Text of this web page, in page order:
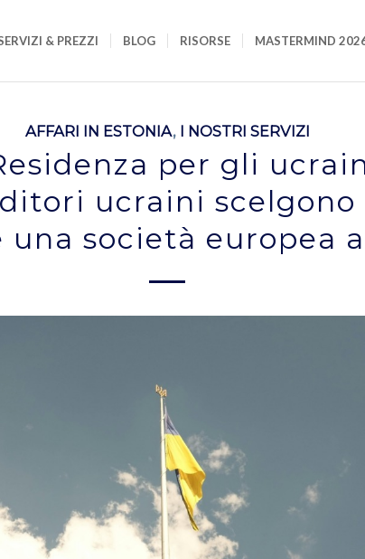
& PREZZI BLOG RISORSE MASTERMIND
AFFARI IN ESTONIA, I NOSTRI SERVIZI
per gli
ucraini scelgono
una società europea